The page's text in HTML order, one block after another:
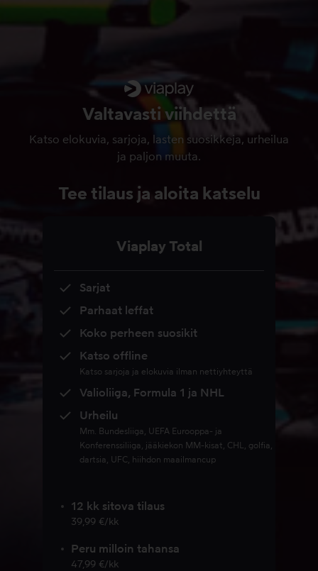
Valtavasti viihdettä
Katso elokuvia, sarjoja, lasten suosikkeja, urheilua
ja paljon muuta.
Tee tilaus ja aloita katselu
Viaplay Total
Sarjat
Parhaat leffat
Koko perheen suosikit
Katso offline
Katso sarjoja ja elokuvia ilman nettiyhteyttä
Valioliiga, Formula 1 ja NHL
Urheilu
Mm. Bundesliiga, UEFA Eurooppa- ja
Konferenssiliiga, jääkiekon MM-kisat, CHL, golfia,
dartsia, UFC, hiihdon maailmancup
12 kk sitova tilaus
39,99 €/kk
Peru milloin tahansa
47,99 €/kk